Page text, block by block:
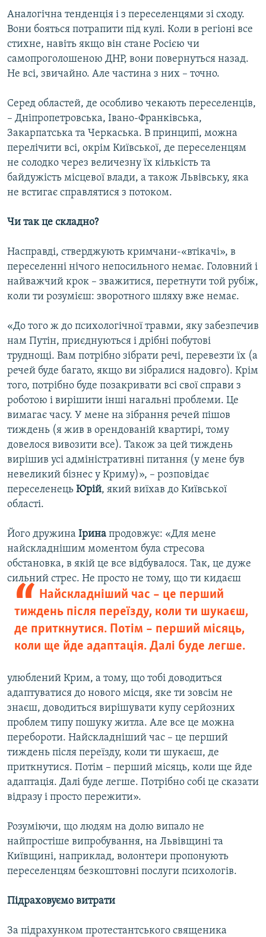
Аналогічна тенденція і з переселенцями зі сходу.
Вони бояться потрапити під кулі. Коли в регіоні все
стихне, навіть якщо він стане Росією чи
самопроголошеною ДНР, вони повернуться назад.
Не всі, звичайно. Але частина з них – точно.
Серед областей, де особливо чекають переселенців,
– Дніпропетровська, Івано-Франківська,
Закарпатська та Черкаська. В принципі, можна
перелічити всі, окрім Київської, де переселенцям
не солодко через величезну їх кількість та
байдужість місцевої влади, а також Львівську, яка
не встигає справлятися з потоком.
Чи так це складно?
Насправді, стверджують кримчани-«втікачі», в
переселенні нічого непосильного немає. Головний і
найважчий крок – зважитися, перетнути той рубіж,
коли ти розумієш: зворотного шляху вже немає.
«До того ж до психологічної травми, яку забезпечив
нам Путін, приєднуються і дрібні побутові
труднощі. Вам потрібно зібрати речі, перевезти їх (а
речей буде багато, якщо ви зібралися надовго). Крім
того, потрібно буде позакривати всі свої справи з
роботою і вирішити інші нагальні проблеми. Це
вимагає часу. У мене на зібрання речей пішов
тиждень (я жив в орендованій квартирі, тому
довелося вивозити все). Також за цей тиждень
вирішив усі адміністративні питання (у мене був
невеликий бізнес у Криму)», – розповідає
переселенець Юрій, який виїхав до Київської
області.
Його дружина Ірина продовжує: «Для мене
найскладнішим моментом була стресова
обстановка, в якій це все відбувалося. Так, це дуже
сильний стрес. Не
Найскладніший час – це перший
тиждень після переїзду, коли ти шукаєш,
де приткнутися. Потім – перший місяць,
коли ще йде адаптація. Далі буде легше.
просто не тому, що ти кидаєш
улюблений Крим, а тому, що тобі доводиться
адаптуватися до нового місця, яке ти зовсім не
знаєш, доводиться вирішувати купу серйозних
проблем типу пошуку житла. Але все це можна
перебороти. Найскладніший час – це перший
тиждень після переїзду, коли ти шукаєш, де
приткнутися. Потім – перший місяць, коли ще йде
адаптація. Далі буде легше. Потрібно собі це сказати
відразу і просто пережити».
Розуміючи, що людям на долю випало не
найпростіше випробування, на Львівщині та
Київщині, наприклад, волонтери пропонують
переселенцям безкоштовні послуги психологів.
Підраховуємо витрати
За підрахунком протестантського священика